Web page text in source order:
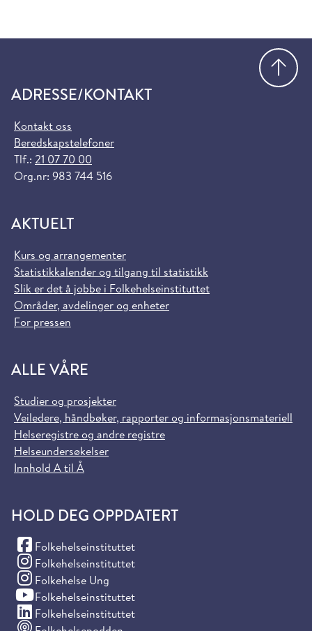
ADRESSE/KONTAKT
Kontakt oss
Beredskapstelefoner
Tlf.: 21 07 70 00
Org.nr: 983 744 516
AKTUELT
Kurs og arrangementer
Statistikkalender og tilgang til statistikk
Slik er det å jobbe i Folkehelseinstituttet
Områder, avdelinger og enheter
For pressen
ALLE VÅRE
Studier og prosjekter
Veiledere, håndbøker, rapporter og informasjonsmateriell
Helseregistre og andre registre
Helseundersøkelser
Innhold A til Å
HOLD DEG OPPDATERT
Folkehelseinstituttet
(Facebook)
Folkehelseinstituttet
(Instagram)
Folkehelse Ung
(Instagram)
Folkehelseinstituttet
(YouTube)
Folkehelseinstituttet
(LinkedIn)